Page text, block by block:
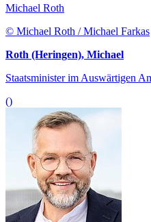
Michael Roth
© Michael Roth / Michael Farkas
Roth (Heringen), Michael
Staatsminister im Auswärtigen
()